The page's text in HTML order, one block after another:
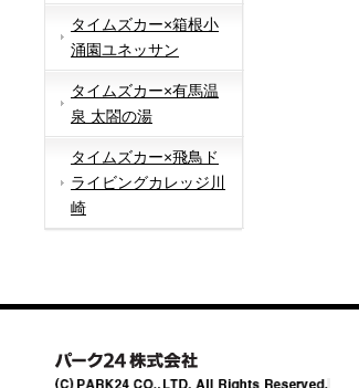
タイムズカー×箱根小
涌園ユネッサン
タイムズカー×有馬温
泉 太閤の湯
タイムズカー×飛鳥ド
ライビングカレッジ川
崎